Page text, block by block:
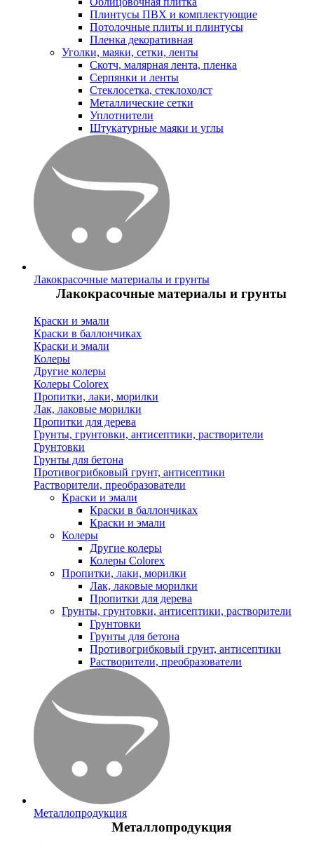
Плинтусы ПВХ и комплектующие
Потолочные плиты и плинтусы
Пленка декоративная
Уголки, маяки, сетки, ленты
Скотч, малярная лента, пленка
Серпянки и ленты
Стеклосетка, стеклохолст
Металлические сетки
Уплотнители
Штукатурные маяки и углы
Лакокрасочные материалы и грунты
Лакокрасочные материалы и грунты
Краски и эмали
Краски в баллончиках
Краски и эмали
Колеры
Другие колеры
Колеры Colorex
Пропитки, лаки, морилки
Лак, лаковые морилки
Пропитки для дерева
Грунты, грунтовки, антисептики, растворители
Грунтовки
Грунты для бетона
Противогрибковый грунт, антисептики
Растворители, преобразователи
Краски и эмали
Краски в баллончиках
Краски и эмали
Колеры
Другие колеры
Колеры Colorex
Пропитки, лаки, морилки
Лак, лаковые морилки
Пропитки для дерева
Грунты, грунтовки, антисептики, растворители
Грунтовки
Грунты для бетона
Противогрибковый грунт, антисептики
Растворители, преобразователи
Металлопродукция
Металлопродукция